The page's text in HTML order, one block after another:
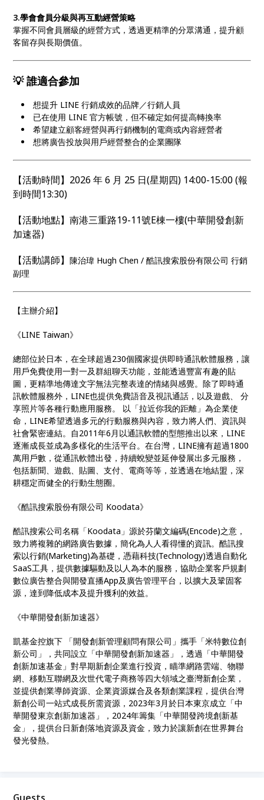
3.學會會員分級與再互動經營策略
掌握不同會員層級的經營方式，透過更精準的分眾溝通，提升顧
客留存與長期價值。
💡 誰適合參加
想提升 LINE 行銷成效的品牌／行銷人員
已在使用 LINE 官方帳號，但不確定如何提高轉換率
希望建立顧客經營與再行銷機制的電商或內容經營者
想將廣告投放與用戶經營整合的企業團隊
【活動時間】2026 年 6 月 25 日(星期四) 14:00-15:00 (報
到時間13:30)
【活動地點】南港三重路19-11號E棟一樓(中華開發創新
加速器)
【活動講師】陳治瑋 Hugh Chen / 酷訊搜索股份有限公司 行銷
副理
【主辦介紹】
《LINE Taiwan》
總部位於日本，在全球超過230個國家提供即時通訊軟體服務，讓
用戶免費使用一對一及群組聊天功能，並能透過豐富有趣的貼
圖，更精準地傳達文字無法完整表達的情緒與感覺。除了即時通
訊軟體服務外，LINE也提供免費語音及視訊通話，以及遊戲、‭ ‬分
享照片等各種行動應用服務。 以「拉近你我的距離」為企業使
命，LINE希望透過多元的行動服務與內容，致力將人們、資訊與
社會緊密連結。自2011年6月以通訊軟體的型態推出以來，LINE
逐漸成長並成為多樣化的生活平台。在台灣，LINE擁有超過1800
萬用戶數，從通訊軟體出發，持續蛻變並延伸發展出多元服務，
包括新聞、遊戲、貼圖、支付、電商等等，並透過在地結盟，深
耕穩定而健全的行動生態圈。
《酷訊搜索股份有限公司 Koodata》
酷訊搜索公司名稱「Koodata」源於芬蘭文編碼(Encode)之意，
致力將複雜的網路廣告數據，簡化為人人看得懂的資訊。酷訊搜
索以行銷(Marketing)為基礎，憑藉科技(Technology)透過自動化
SaaS工具，提供數據驅動及以人為本的服務，協助企業客戶規劃
數位廣告整合與開發直播App及廣告管理平台，以擴大及鞏固客
源，達到降低成本及提升獲利的效益。
《中華開發創新加速器》
凱基金控旗下 「開發創新管理顧問有限公司」攜手「米特數位創
新公司」，共同設立「中華開發創新加速器」，透過「中華開發
創新加速基金」對早期新創企業進行投資，瞄準網路雲端、物聯
網、移動互聯網及次世代電子商務等四大領域之臺灣新創企業，
並提供創業導師資源、企業資源媒合及各類創業課程，提供台灣
新創公司一站式成長所需資源，2023年3月於日本東京成立「中
華開發東京創新加速器」，2024年籌集「中華開發跨境創新基
金」，提供台日新創落地資源及資金，致力於讓新創在世界舞台
發光發熱。